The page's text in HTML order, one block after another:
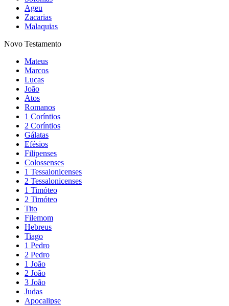
Ageu
Zacarias
Malaquias
Novo Testamento
Mateus
Marcos
Lucas
João
Atos
Romanos
1 Coríntios
2 Coríntios
Gálatas
Efésios
Filipenses
Colossenses
1 Tessalonicenses
2 Tessalonicenses
1 Timóteo
2 Timóteo
Tito
Filemom
Hebreus
Tiago
1 Pedro
2 Pedro
1 João
2 João
3 João
Judas
Apocalipse